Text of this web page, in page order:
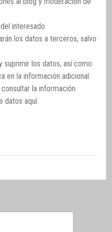
interesado
los datos a terceros, salvo
suprimir los datos, así como
en la información adicional.
la información
datos aquí.